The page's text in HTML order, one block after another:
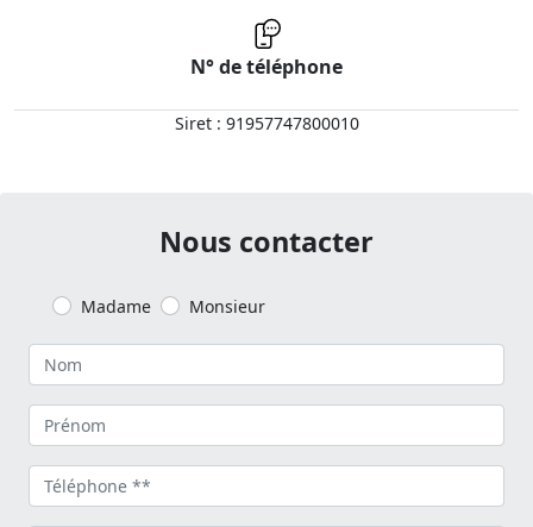
N° de téléphone
Siret : 91957747800010
Nous contacter
Madame Monsieur